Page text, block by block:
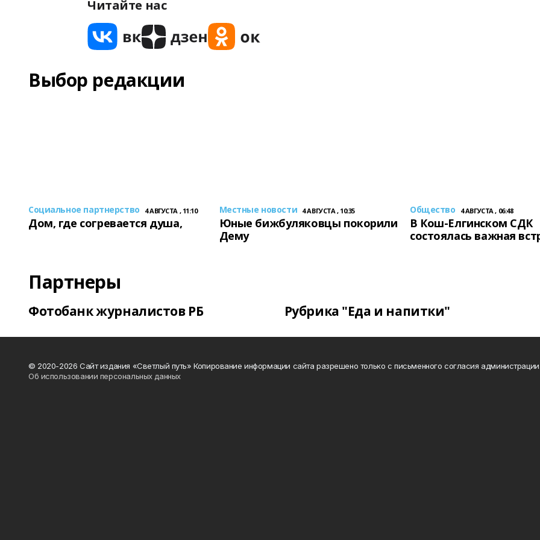
Читайте нас
Выбор редакции
Социальное партнерство 4 АВГУСТА , 11:10
Дом, где согревается душа,
Местные новости 4 АВГУСТА , 10:35
Юные бижбуляковцы покорили
Дему
Общество 4 АВГУСТА , 06:48
В Кош-Елгинском СДК
состоялась важная
Партнеры
Фотобанк журналистов РБ Рубрика "Еда и напитки"
© 2020-2026 Сайт издания «Светлый путь» Копирование информации сайта разрешено только с письменного согласия
Об использовании персональных данных